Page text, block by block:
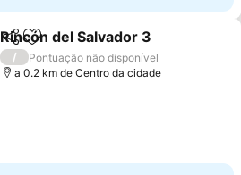
PartilharAdicionar aos favoritos
Rincón del Salvador 3
/
Pontuação não disponível
a 0.2 km de Centro da cidade